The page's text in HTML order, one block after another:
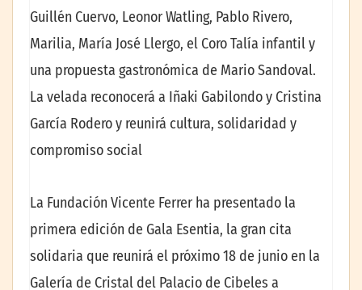
Guillén Cuervo, Leonor Watling, Pablo Rivero,
Marilia, María José Llergo, el Coro Talía infantil y
una propuesta gastronómica de Mario Sandoval.
La velada reconocerá a Iñaki Gabilondo y Cristina
García Rodero y reunirá cultura, solidaridad y
compromiso social
La Fundación Vicente Ferrer ha presentado la
primera edición de Gala Esentia, la gran cita
solidaria que reunirá el próximo 18 de junio en la
Galería de Cristal del Palacio de Cibeles a